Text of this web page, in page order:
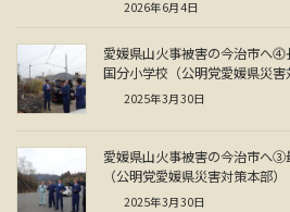
2026年6月4日
愛媛県山火事被害の今治市へ
国分小学校（公明党愛媛県災
2025年3月30日
愛媛県山火事被害の今治市へ
（公明党愛媛県災害対策本部）
2025年3月30日